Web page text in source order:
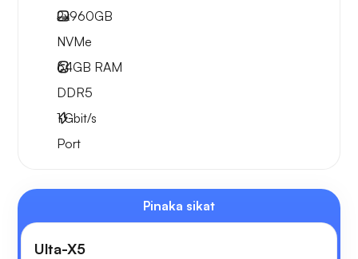
2x960GB
NVMe
64GB RAM
DDR5
1Gbit/s
Port
Pinaka sikat
Ulta-X5